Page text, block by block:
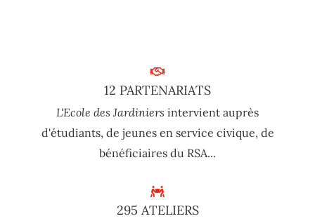
12 PARTENARIATS
L'Ecole des Jardiniers intervient auprès
d'étudiants, de jeunes en service civique, de
bénéficiaires du RSA...
295 ATELIERS